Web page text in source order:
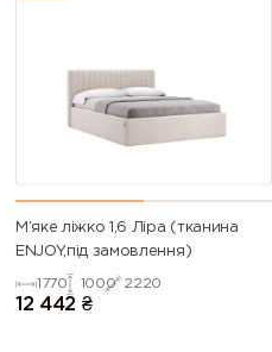
М’яке ліжко 1,6 Ліра (тканина
ENJOY,під замовлення)
1770 1000 2220
12 442 ₴